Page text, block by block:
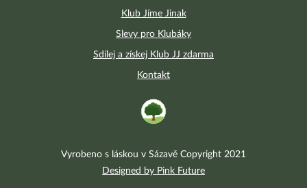
Klub Jíme Jinak
Slevy pro Klubáky
Sdílej a získej Klub JJ zdarma
Kontakt
Vyrobeno s láskou v Sázavě Copyright 2021
Designed by Pink Future